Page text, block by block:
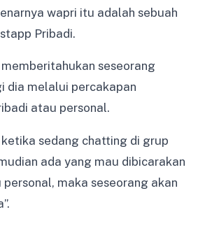
wapri itu adalah sebuah
Pribadi.
seseorang
dia melalui percakapan
atau personal.
sedang chatting di grup
ada yang mau dibicarakan
maka seseorang akan